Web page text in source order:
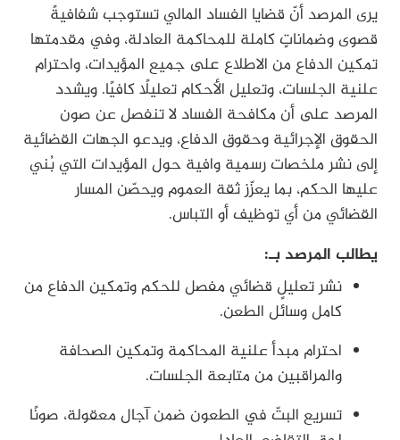
يرى المرصد أنّ قضايا الفساد المالي تستوجب شفافيةً
قصوى وضماناتٍ كاملة للمحاكمة العادلة، وفي مقدمتها
تمكين الدفاع من الاطلاع على جميع المؤيدات، واحترام
علنية الجلسات، وتعليل الأحكام تعليلًا كافيًا. ويشدد
المرصد على أن مكافحة الفساد لا تنفصل عن صون
الحقوق الإجرائية وحقوق الدفاع، ويدعو الجهات القضائية
إلى نشر ملخصات رسمية وافية حول المؤيدات التي بُني
عليها الحكم، بما يعزّز ثقة العموم ويحصّن المسار
القضائي من أي توظيف أو التباس.
يطالب المرصد بـ:
نشر تعليلٍ قضائي مفصل للحكم وتمكين الدفاع من
كامل وسائل الطعن.
احترام مبدأ علنية المحاكمة وتمكين الصحافة
والمراقبين من متابعة الجلسات.
تسريع البتّ في الطعون ضمن آجال معقولة، صونًا